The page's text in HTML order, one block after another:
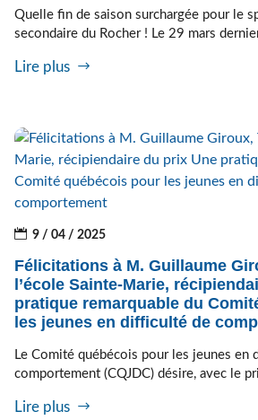
Quelle fin de saison surchargée pour le
secondaire du Rocher ! Le 29 mars
Lire plus
9 / 04 / 2025
Félicitations à M. Guillaume
l’école Sainte-Marie,
pratique remarquable du
les jeunes en difficulté de
Le Comité québécois pour les jeunes en
comportement (CQJDC) désire, avec le
Lire plus